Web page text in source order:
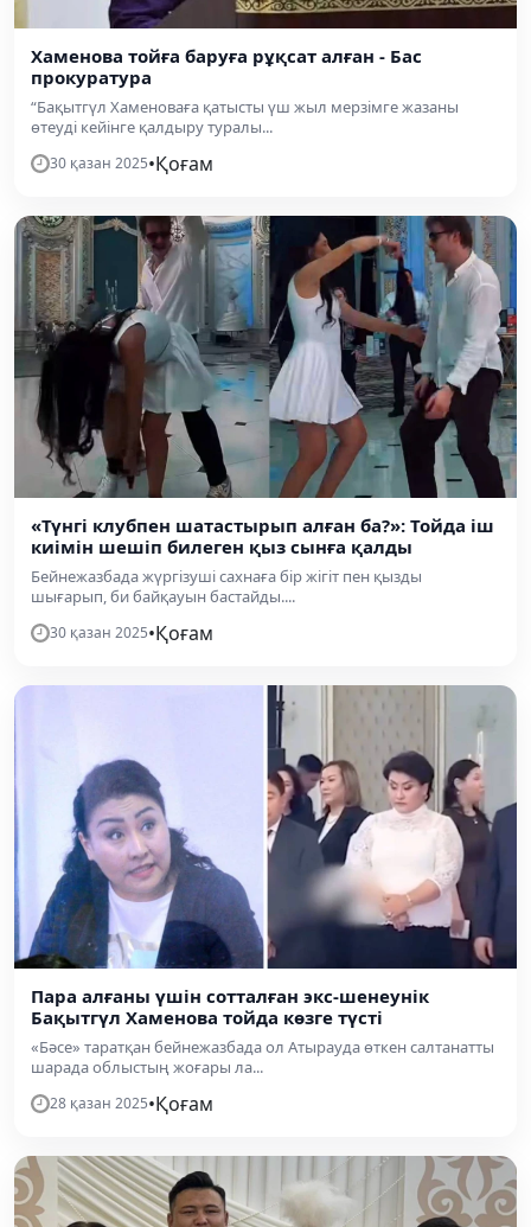
Хаменова тойға баруға рұқсат алған - Бас
прокуратура
“Бақытгүл Хаменоваға қатысты үш жыл мерзімге жазаны
өтеуді кейінге қалдыру туралы...
30 қазан 2025•Қоғам
«Түнгі клубпен шатастырып алған ба?»: Тойда іш
киімін шешіп билеген қыз сынға қалды
Бейнежазбада жүргізуші сахнаға бір жігіт пен қызды
шығарып, би байқауын бастайды....
30 қазан 2025•Қоғам
Пара алғаны үшін сотталған экс-шенеунік
Бақытгүл Хаменова тойда көзге түсті
«Бәсе» таратқан бейнежазбада ол Атырауда өткен салтанатты
шарада облыстың жоғары ла...
28 қазан 2025•Қоғам